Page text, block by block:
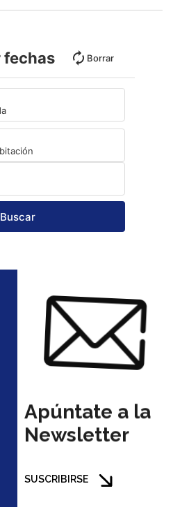
fechas Borrar
Buscar
Apúntate a la
Newsletter
SUSCRIBIRSE